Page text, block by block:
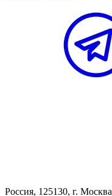
Россия, 125130, г.